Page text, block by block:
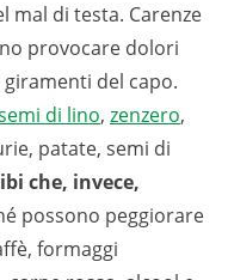
mal di testa. Carenze
provocare dolori
giramenti del capo.
di lino, zenzero,
patate, semi di
che, invece,
possono peggiorare
formaggi